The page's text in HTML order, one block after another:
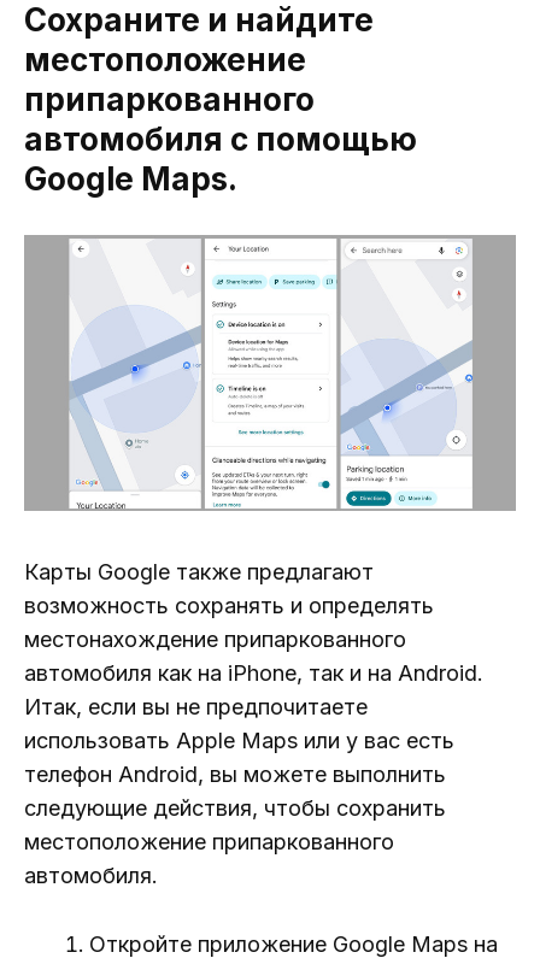
Сохраните и найдите
местоположение
припаркованного
автомобиля с помощью
Google Maps.
Карты Google также предлагают
возможность сохранять и определять
местонахождение припаркованного
автомобиля как на iPhone, так и на Android.
Итак, если вы не предпочитаете
использовать Apple Maps или у вас есть
телефон Android, вы можете выполнить
следующие действия, чтобы сохранить
местоположение припаркованного
автомобиля.
Откройте приложение Google Maps на